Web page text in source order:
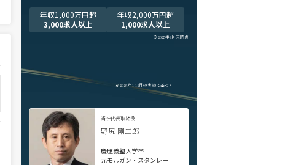
年収1,000万円超
3,000求人以上
年収2,000万円超
1,000求人以上
※2025年9月末時点
※2024年1-12月の実績に基づく
当社代表取締役
野尻 剛二郎
慶應義塾大学卒
元モルガン・スタンレー